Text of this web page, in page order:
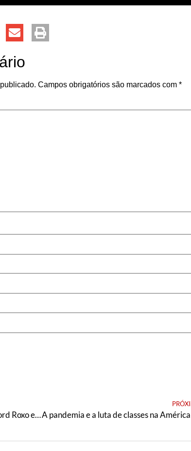
Campos obrigatórios são marcados com *
Antivírus | A polêmica sobre Belford Roxo e as alianças do PT em 2020, com Tayna Sena